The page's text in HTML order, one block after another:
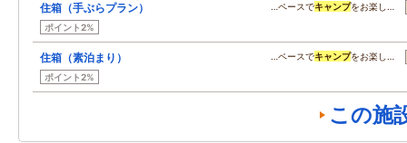
住箱（手ぶらプラン）
ポイント2%
…ペースでキャンプをお楽し…
住箱（素泊まり）
ポイント2%
…ペースでキャンプをお楽し…
この施